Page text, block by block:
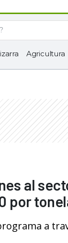
Agricultura
al
por
a